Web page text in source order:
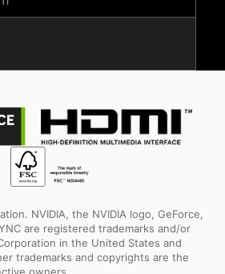
NVIDIA, the NVIDIA logo, GeForce,
are registered trademarks and/or
in the United States and
trademarks and copyrights are the
owners.